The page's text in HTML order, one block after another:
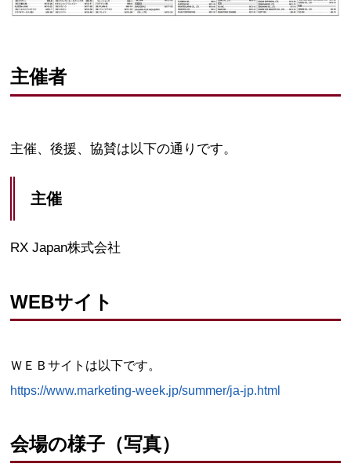
主催者
主催、後援、協賛は以下の通りです。
主催
RX Japan株式会社
WEBサイト
ＷＥＢサイトは以下です。
https://www.marketing-week.jp/summer/ja-jp.html
会場の様子（写真）